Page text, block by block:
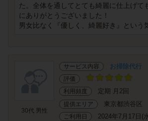
た。全体を通してとても綺麗に仕上げて
にありがとうございました！
男女比なく『優しく、綺麗好き』という
30代 男性
サービス内容 お掃除代行
評価
利用頻度
定期 月2回
提供エリア 東京都渋谷区
ご利用日 2024年7月17日(